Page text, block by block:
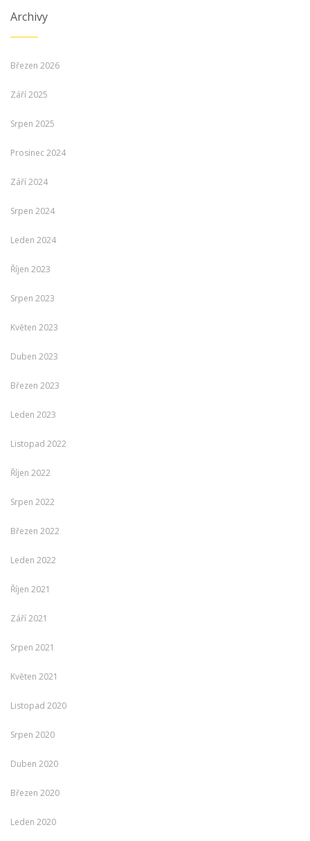
Archivy
Březen 2026
Září 2025
Srpen 2025
Prosinec 2024
Září 2024
Srpen 2024
Leden 2024
Říjen 2023
Srpen 2023
Květen 2023
Duben 2023
Březen 2023
Leden 2023
Listopad 2022
Říjen 2022
Srpen 2022
Březen 2022
Leden 2022
Říjen 2021
Září 2021
Srpen 2021
Květen 2021
Listopad 2020
Srpen 2020
Duben 2020
Březen 2020
Leden 2020